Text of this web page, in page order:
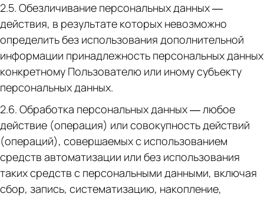
2.5. Обезличивание персональных данных —
действия, в результате которых невозможно
определить без использования дополнительной
информации принадлежность персональных данных
конкретному Пользователю или иному субъекту
персональных данных.
2.6. Обработка персональных данных — любое
действие (операция) или совокупность действий
(операций), совершаемых с использованием
средств автоматизации или без использования
таких средств с персональными данными, включая
сбор, запись, систематизацию, накопление,